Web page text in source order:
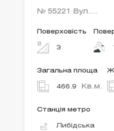
№ 55221 Вул.…
Поверховість
3
Загальна площа
466.9 Кв.м.
Станція метро
Либідська